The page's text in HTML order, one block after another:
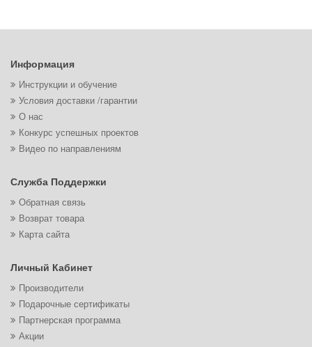
Информация
Инструкции и обучение
Условия доставки /гарантии
О нас
Конкурс успешных проектов
Видео по направлениям
Служба Поддержки
Обратная связь
Возврат товара
Карта сайта
Личный Кабинет
Производители
Подарочные сертификаты
Партнерская программа
Акции